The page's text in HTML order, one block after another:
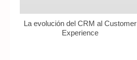
La evolución del CRM al Customer
Experience